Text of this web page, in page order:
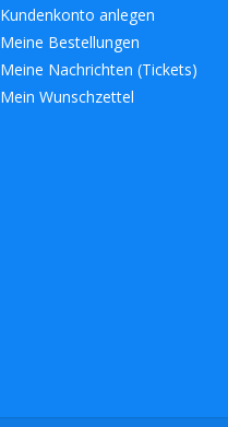
Kundenkonto anlegen
Meine Bestellungen
Meine Nachrichten (Tickets)
Mein Wunschzettel